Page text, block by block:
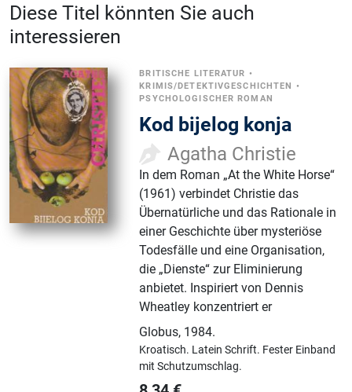
Diese Titel könnten Sie auch
interessieren
BRITISCHE LITERATUR •
KRIMIS/DETEKTIVGESCHICHTEN •
PSYCHOLOGISCHER ROMAN
Kod bijelog konja
Agatha Christie
In dem Roman „At the White Horse“
(1961) verbindet Christie das
Übernatürliche und das Rationale in
einer Geschichte über mysteriöse
Todesfälle und eine Organisation,
die „Dienste“ zur Eliminierung
anbietet. Inspiriert von Dennis
Wheatley konzentriert er
Globus, 1984.
Kroatisch. Latein Schrift. Fester Einband
mit Schutzumschlag.